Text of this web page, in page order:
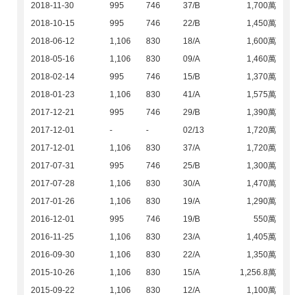
2018-11-30
995 746 37/B
1,700萬
2018-10-15
995 746 22/B
1,450萬
2018-06-12
1,106 830 18/A
1,600萬
2018-05-16
1,106 830 09/A
1,460萬
2018-02-14
995 746 15/B
1,370萬
2018-01-23
1,106 830 41/A
1,575萬
2017-12-21
995 746 29/B
1,390萬
2017-12-01
- - 02/13
1,720萬
2017-12-01
1,106 830 37/A
1,720萬
2017-07-31
995 746 25/B
1,300萬
2017-07-28
1,106 830 30/A
1,470萬
2017-01-26
1,106 830 19/A
1,290萬
2016-12-01
995 746 19/B
550萬
2016-11-25
1,106 830 23/A
1,405萬
2016-09-30
1,106 830 22/A
1,350萬
2015-10-26
1,106 830 15/A
1,256.8萬
2015-09-22
1,106 830 12/A 1,100萬